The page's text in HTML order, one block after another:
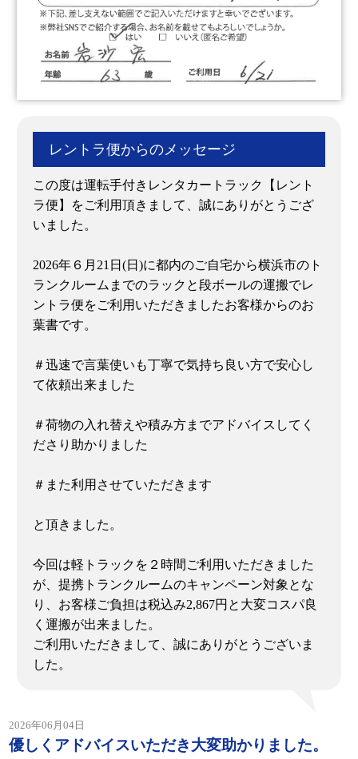
レントラ便からのメッセージ
この度は運転手付きレンタカートラック【レント
ラ便】をご利用頂きまして、誠にありがとうござ
いました。
2026年６月21日(日)に都内のご自宅から横浜市のト
ランクルームまでのラックと段ボールの運搬でレ
ントラ便をご利用いただきましたお客様からのお
葉書です。
＃迅速で言葉使いも丁寧で気持ち良い方で安心し
て依頼出来ました
＃荷物の入れ替えや積み方までアドバイスしてく
ださり助かりました
＃また利用させていただきます
と頂きました。
今回は軽トラックを２時間ご利用いただきました
が、提携トランクルームのキャンペーン対象とな
り、お客様ご負担は税込み2,867円と大変コスパ良
く運搬が出来ました。
ご利用いただきまして、誠にありがとうございま
した。
2026年06月04日
優しくアドバイスいただき大変助かりました。